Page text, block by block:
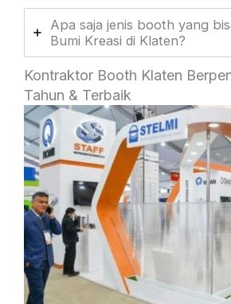
Apa saja jenis booth yang
Bumi Kreasi di Klaten?
Kontraktor Booth Klaten
Tahun & Terbaik